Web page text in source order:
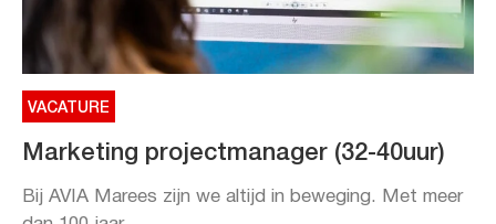
VACATURE
Marketing projectmanager (32-40uur)
Bij AVIA Marees zijn we altijd in beweging. Met meer